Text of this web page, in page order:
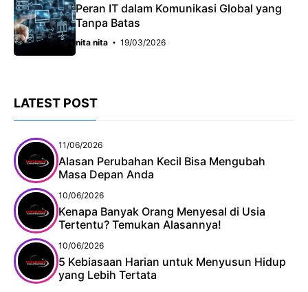
Peran IT dalam Komunikasi Global yang
Tanpa Batas
nita nita 19/03/2026
LATEST POST
11/06/2026
Alasan Perubahan Kecil Bisa Mengubah
Masa Depan Anda
10/06/2026
Kenapa Banyak Orang Menyesal di Usia
Tertentu? Temukan Alasannya!
10/06/2026
5 Kebiasaan Harian untuk Menyusun Hidup
yang Lebih Tertata